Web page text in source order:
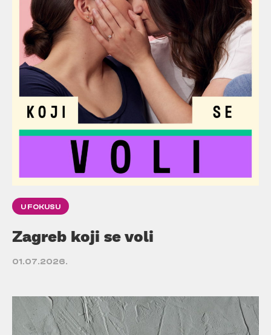
U FOKUSU
Zagreb koji se voli
01.07.2026.